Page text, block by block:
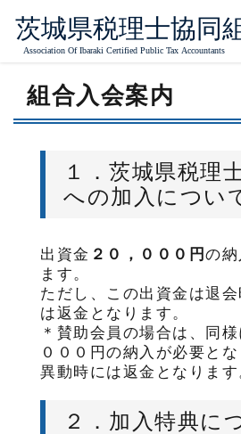
ホーム 組合について 組合
組合入会案内
１．茨城県税理
への加入につい
出資金 ２０，０００円 の納
ます。
ただし、この出資金は退
は返金となります。
＊賛助会員の場合は、同様
０００円の納入が必要と
異動時には返金となります
２．加入特典に